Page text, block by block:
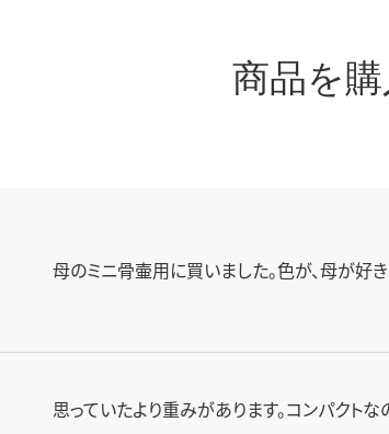
商品を
母のミニ骨壷用に買いました。色が、母が好
思っていたより重みがあります。コンパクト